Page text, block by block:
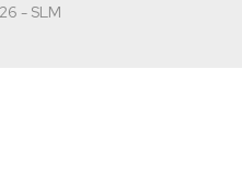
- SLM